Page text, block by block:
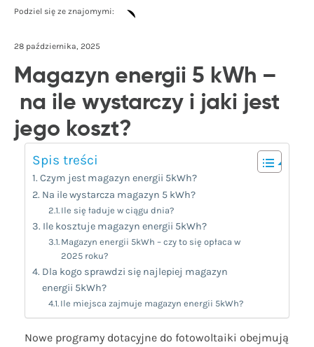
Podziel się ze znajomymi:
28 października, 2025
Magazyn energii 5 kWh –
na ile wystarczy i jaki jest
jego koszt?
Spis treści
Czym jest magazyn energii 5kWh?
Na ile wystarcza magazyn 5 kWh?
Ile się ładuje w ciągu dnia?
Ile kosztuje magazyn energii 5kWh?
Magazyn energii 5kWh – czy to się opłaca w
2025 roku?
Dla kogo sprawdzi się najlepiej magazyn
energii 5kWh?
Ile miejsca zajmuje magazyn energii 5kWh?
Nowe programy dotacyjne do fotowoltaiki obejmują